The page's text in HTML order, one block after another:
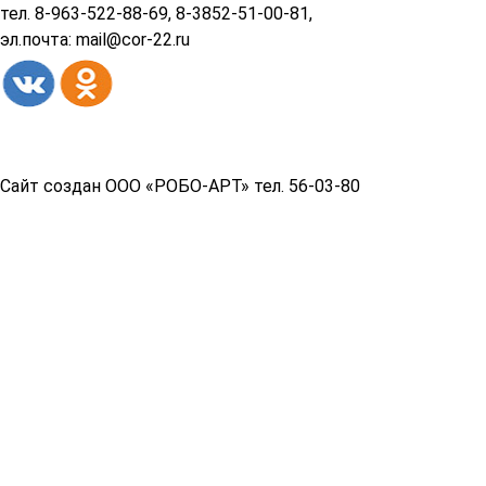
тел. 8-963-522-88-69, 8-3852-51-00-81,
эл.почта: mail@cor-22.ru
Сайт создан ООО «РОБО-АРТ» тел. 56-03-80